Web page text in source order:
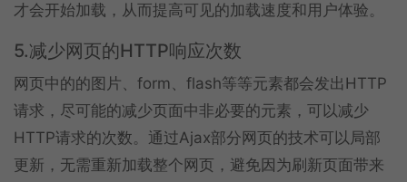
才会开始加载，从而提高可见的加载速度和用户体验。
5.减少网页的HTTP响应次数
网页中的的图片、form、flash等等元素都会发出HTTP
请求，尽可能的减少页面中非必要的元素，可以减少
HTTP请求的次数。通过Ajax部分网页的技术可以局部
更新，无需重新加载整个网页，避免因为刷新页面带来